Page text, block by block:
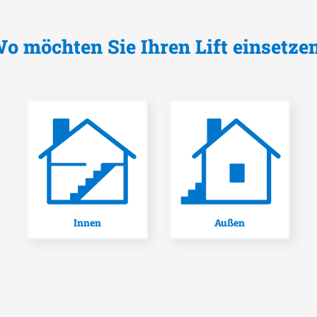
möchten Sie Ihren Lift
Innen Außen